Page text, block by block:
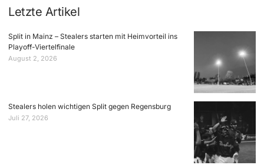
Letzte Artikel
Split in Mainz – Stealers starten mit Heimvorteil ins
Playoff-Viertelfinale
August 2, 2026
Stealers holen wichtigen Split gegen Regensburg
Juli 27, 2026